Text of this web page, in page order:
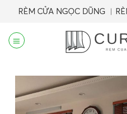
content
RÈM CỬA NGỌC DŨNG